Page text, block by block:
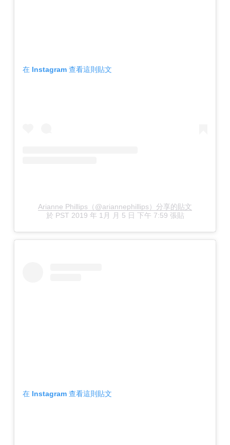
在 Instagram 查看這則貼文
Arianne Phillips（@ariannephillips）分享的貼文
於 PST 2019 年 1月 月 5 日 下午 7:59 張貼
在 Instagram 查看這則貼文